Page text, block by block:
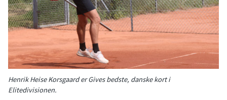
Henrik Heise Korsgaard er Gives bedste, danske kort i
Elitedivisionen.